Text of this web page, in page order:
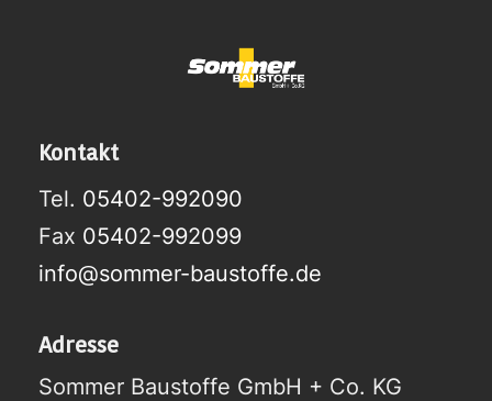
Kontakt
Tel. 05402-992090
Fax 05402-992099
info@sommer-baustoffe.de
Adresse
Sommer Baustoffe GmbH + Co. KG